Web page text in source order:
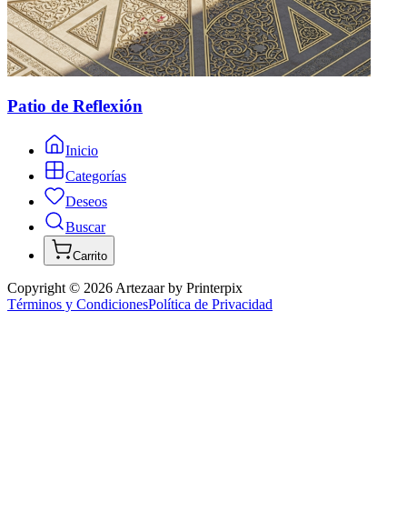
Patio de Reflexión
Inicio
Categorías
Deseos
Buscar
Carrito
Copyright © 2026 Artezaar by Printerpix
Términos y CondicionesPolítica de Privacidad